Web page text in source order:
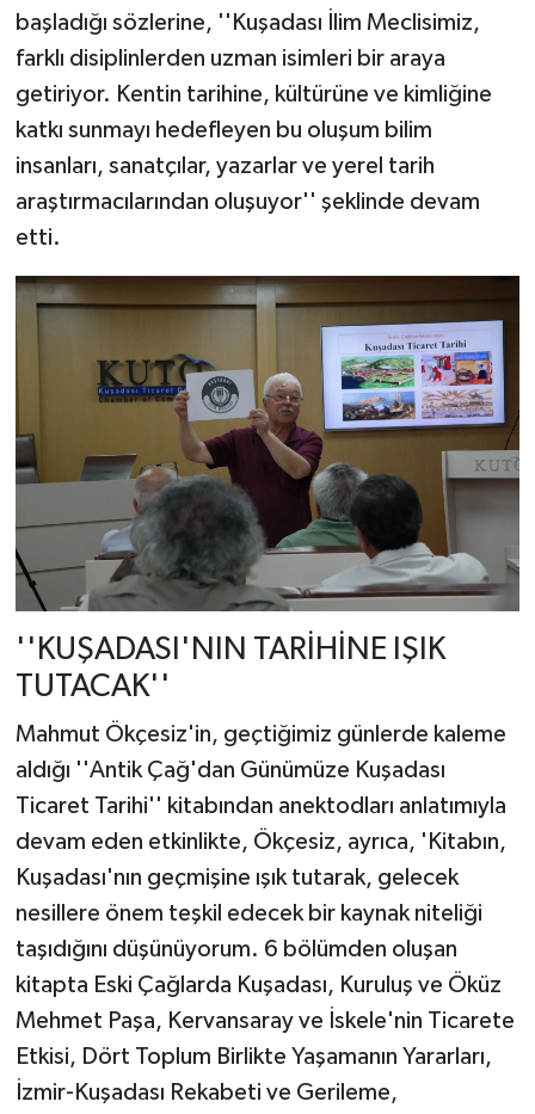
başladığı sözlerine, ''Kuşadası İlim Meclisimiz,
farklı disiplinlerden uzman isimleri bir araya
getiriyor. Kentin tarihine, kültürüne ve kimliğine
katkı sunmayı hedefleyen bu oluşum bilim
insanları, sanatçılar, yazarlar ve yerel tarih
araştırmacılarından oluşuyor'' şeklinde devam
etti.
''KUŞADASI'NIN TARİHİNE IŞIK
TUTACAK''
Mahmut Ökçesiz'in, geçtiğimiz günlerde kaleme
aldığı ''Antik Çağ'dan Günümüze Kuşadası
Ticaret Tarihi'' kitabından anektodları anlatımıyla
devam eden etkinlikte, Ökçesiz, ayrıca, 'Kitabın,
Kuşadası'nın geçmişine ışık tutarak, gelecek
nesillere önem teşkil edecek bir kaynak niteliği
taşıdığını düşünüyorum. 6 bölümden oluşan
kitapta Eski Çağlarda Kuşadası, Kuruluş ve Öküz
Mehmet Paşa, Kervansaray ve İskele'nin Ticarete
Etkisi, Dört Toplum Birlikte Yaşamanın Yararları,
İzmir-Kuşadası Rekabeti ve Gerileme,